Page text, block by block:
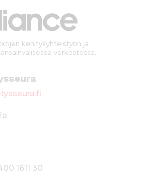
kehitysyhteistyön ja
verkostossa.
1611 30